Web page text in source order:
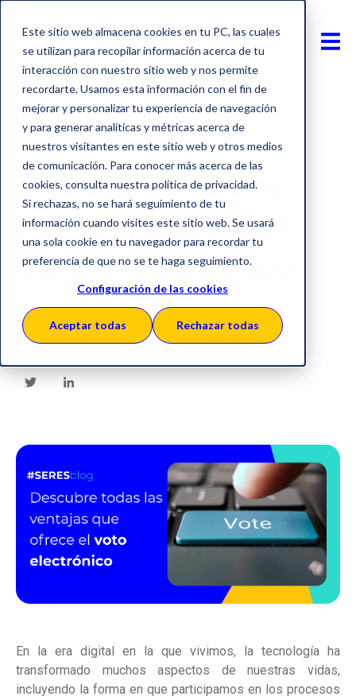
Este sitio web almacena cookies en tu PC, las cuales
se utilizan para recopilar información acerca de tu
interacción con nuestro sitio web y nos permite
recordarte. Usamos esta información con el fin de
mejorar y personalizar tu experiencia de navegación
y para generar analíticas y métricas acerca de
nuestros visitantes en este sitio web y otros medios
de comunicación. Para conocer más acerca de las
cookies, consulta nuestra política de privacidad.
Si rechazas, no se hará seguimiento de tu
información cuando visites este sitio web. Se usará
una sola cookie en tu navegador para recordar tu
preferencia de que no se te haga seguimiento.
Configuración de las cookies
Aceptar todas Rechazar todas
Transformación digital
Descubre todas
las ventajas del
voto electrónico
Publicado: 28 marzo 2024
Actualizado: 14 abril 2026
En la era digital en la que vivimos, la tecnología ha
transformado muchos aspectos de nuestras vidas,
incluyendo la forma en que participamos en los procesos